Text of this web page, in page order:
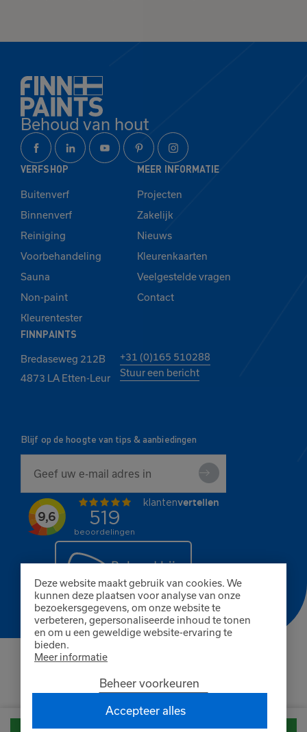
Deze website maakt gebruik van cookies. We
kunnen deze plaatsen voor analyse van onze
bezoekersgegevens, om onze website te
verbeteren, gepersonaliseerde inhoud te tonen
en om u een geweldige website-ervaring te
bieden.
Meer informatie
Beheer voorkeuren
Accepteer alles
Behoud van hout
VERFSHOP
Buitenverf
Binnenverf
Reiniging
Voorbehandeling
Sauna
Non-paint
Kleurentester
MEER INFORMATIE
Projecten
Zakelijk
Nieuws
Kleurenkaarten
Veelgestelde vragen
Contact
FINNPAINTS
Bredaseweg 212B
4873 LA Etten-Leur
+31 (0)165 510288
Stuur een bericht
Blijf op de hoogte van tips & aanbiedingen
Algemene voorwaarden
Privacybeleid
KvK Breda 80402585
BTW NL861660845B01